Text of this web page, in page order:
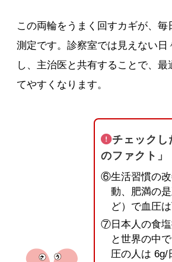
この両輪をうまく回すカギが、毎
測定です。診察室では見えない日
し、主治医と共有することで、最
てやすくなります。
チェックし
のファクト」
⑥生活習慣の
動、肥満の
ど）で血圧
⑦日本人の食塩
と世界の中
圧の人は 6g/